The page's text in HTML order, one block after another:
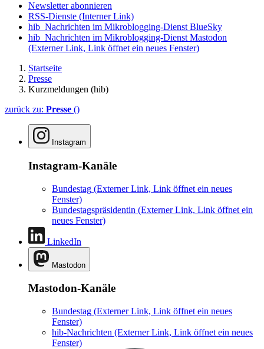
Newsletter abonnieren
RSS-Dienste (Interner Link)
hib_Nachrichten im Mikroblogging-Dienst BlueSky
hib_Nachrichten im Mikroblogging-Dienst Mastodon
(Externer Link, Link öffnet ein neues Fenster)
Startseite
Presse
Kurzmeldungen (hib)
zurück zu: Presse ()
Instagram
Instagram-Kanäle
Bundestag (Externer Link, Link öffnet ein neues
Fenster)
Bundestagspräsidentin (Externer Link, Link öffnet ein
neues Fenster)
LinkedIn
Mastodon
Mastodon-Kanäle
Bundestag (Externer Link, Link öffnet ein neues
Fenster)
hib-Nachrichten (Externer Link, Link öffnet ein neues
Fenster)